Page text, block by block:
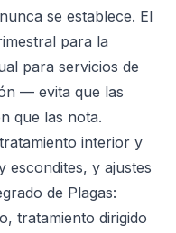
se establece. El
para la
para servicios de
— evita que las
que las nota.
interior y
escondites, y ajustes
de Plagas:
tratamiento dirigido